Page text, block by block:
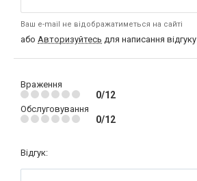
Ваш e-mail не відображатиметься на сайті
або Авторизуйтесь для написання відгуку
Враження
0/12
Обслуговування
0/12
Відгук: